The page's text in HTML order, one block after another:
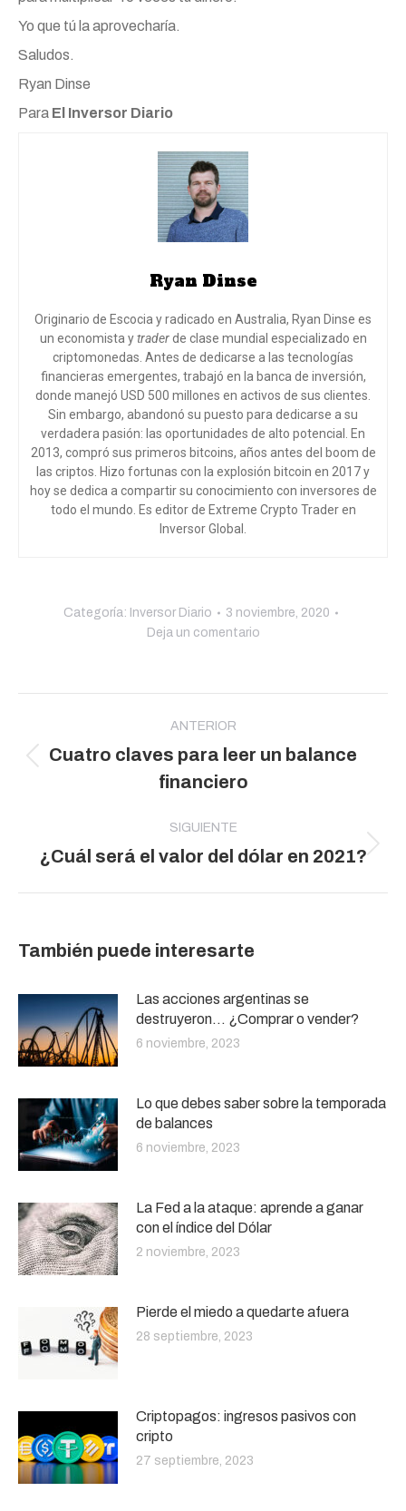
Yo que tú la aprovecharía.
Saludos.
Ryan Dinse
Para El Inversor Diario
Ryan Dinse
Originario de Escocia y radicado en Australia, Ryan Dinse es
un economista ytraderde clase mundial especializado en
criptomonedas. Antes de dedicarse a las tecnologías
financieras emergentes, trabajó en la banca de inversión,
donde manejó USD 500 millones en activos de sus clientes.
Sin embargo, abandonó su puesto para dedicarse a su
verdadera pasión: las oportunidades de alto potencial. En
2013, compró sus primeros bitcoins, años antes del boom de
las criptos. Hizo fortunas con la explosión bitcoin en 2017 y
hoy se dedica a compartir su conocimiento con inversores de
todo el mundo . Es editor de Extreme Crypto Trader en
Inversor Global.
Categoría: Inversor Diario
3 noviembre, 2020
Deja un comentario
publicaciones
ANTERIOR
Publicación
anterior:
Cuatro claves para leer un balance
financiero
SIGUIENTE
Publicación
¿Cuál será el valor del dólar en 2021?
También puede interesarte
Las acciones argentinas se
destruyeron… ¿Comprar o vender?
6 noviembre, 2023
Lo que debes saber sobre la temporada
de balances
6 noviembre, 2023
La Fed a la ataque: aprende a ganar
con el índice del Dólar
2 noviembre, 2023
Pierde el miedo a quedarte afuera
28 septiembre, 2023
Criptopagos: ingresos pasivos con
cripto
27 septiembre, 2023